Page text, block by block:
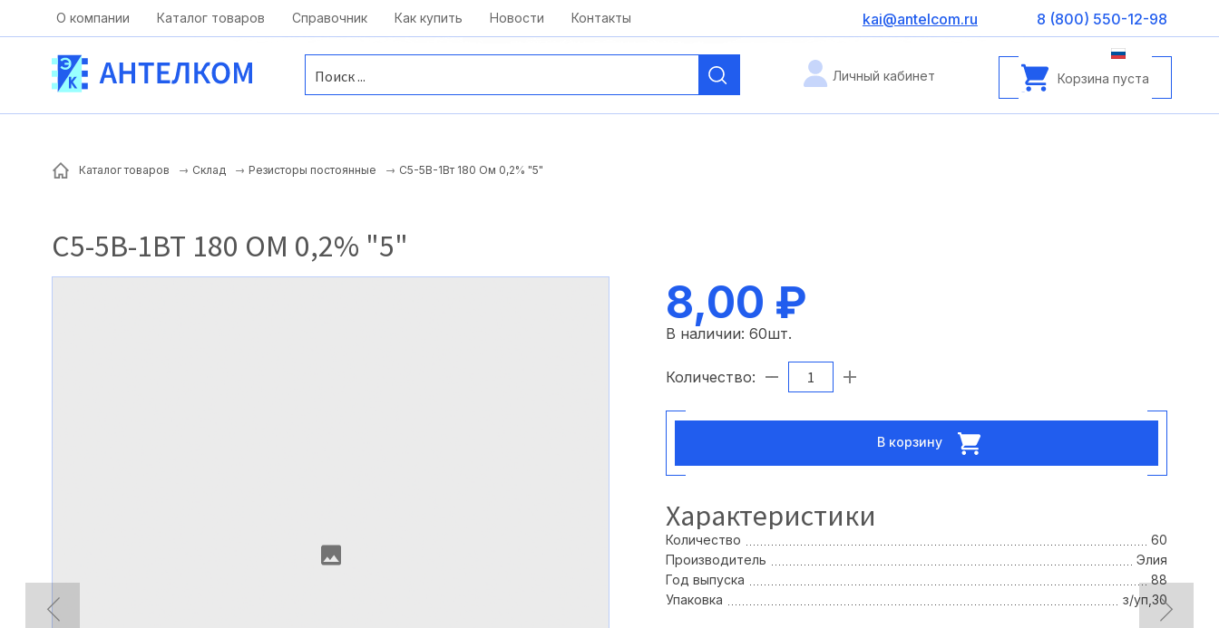
kai@antelcom.ru
Москва, ул. Московская, д.1 офис 1 c 08:00 до 20:00
О компании Каталог товаров Справочник Как купить Новости Контакты 8 (800) 550-12-98
kai@antelcom.ru
Корзина пуста
Личный кабинет
Каталог товаров Склад Резисторы постоянные С5-5В-1Вт 180 Ом 0,2% "5"
С5-5В-1ВТ 180 ОМ 0,2% "5"
8,00 ₽
В наличии: 60шт.
Количество:
В корзину
Характеристики
Количество
60
Производитель
Элия
Год выпуска
88
Упаковка
з/уп,30